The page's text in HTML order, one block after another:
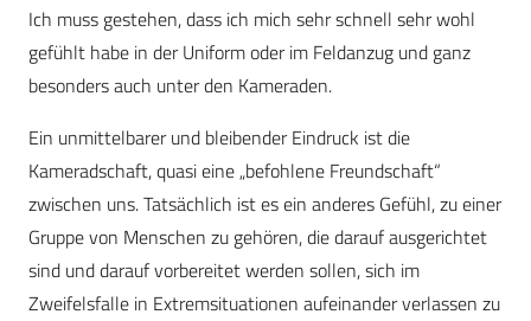
Ich muss gestehen, dass ich mich sehr schnell sehr wohl
gefühlt habe in der Uniform oder im Feldanzug und ganz
besonders auch unter den Kameraden.
Ein unmittelbarer und bleibender Eindruck ist die
Kameradschaft, quasi eine „befohlene Freundschaft“
zwischen uns. Tatsächlich ist es ein anderes Gefühl, zu einer
Gruppe von Menschen zu gehören, die darauf ausgerichtet
sind und darauf vorbereitet werden sollen, sich im
Zweifelsfalle in Extremsituationen aufeinander verlassen zu